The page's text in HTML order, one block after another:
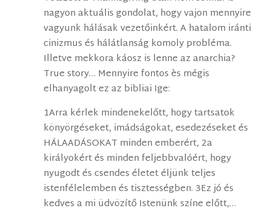
nagyon aktuális gondolat, hogy vajon mennyire
vagyunk hálásak vezetőinkért. A hatalom iránti
cinizmus és hálátlanság komoly probléma.
Illetve mekkora káosz is lenne az anarchia?
True story… Mennyire fontos ès mégis
elhanyagolt ez az bibliai Ige:
1Arra kérlek mindenekelőtt, hogy tartsatok
könyörgéseket, imádságokat, esedezéseket és
HÁLAADÁSOKAT minden emberért, 2a
királyokért és minden feljebbvalóért, hogy
nyugodt és csendes életet éljünk teljes
istenfélelemben és tisztességben. 3Ez jó és
kedves a mi üdvözítő Istenünk színe előtt,…